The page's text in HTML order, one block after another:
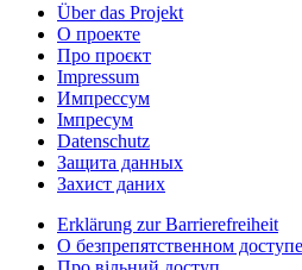
Über das Projekt
О проекте
Про проєкт
Impressum
Импрессум
Iмпресум
Datenschutz
Защита данных
Захист даних
Erklärung zur Barrierefreiheit
О безпрепятственном доступе